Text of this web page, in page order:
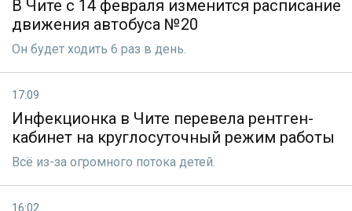
В Чите с 14 февраля изменится расписание
движения автобуса №20
Он будет ходить 6 раз в день.
17:09
Инфекционка в Чите перевела рентген-
кабинет на круглосуточный режим работы
Всё из-за огромного потока детей.
16:02